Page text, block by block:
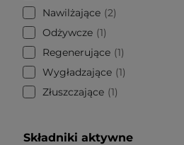
Nawilżające 2
Odżywcze 1
Regenerujące 1
Wygładzające 1
Złuszczające 1
Składniki aktywne